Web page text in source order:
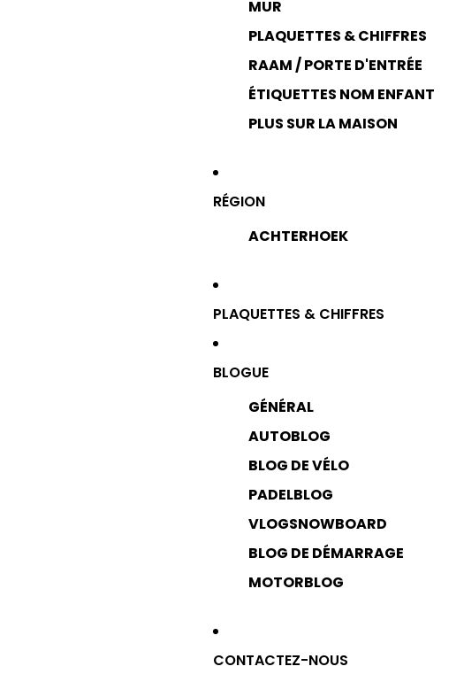
MUR
PLAQUETTES & CHIFFRES
RAAM / PORTE D'ENTRÉE
ÉTIQUETTES NOM ENFANT
PLUS SUR LA MAISON
RÉGION
ACHTERHOEK
PLAQUETTES & CHIFFRES
BLOGUE
GÉNÉRAL
AUTOBLOG
BLOG DE VÉLO
PADELBLOG
VLOGSNOWBOARD
BLOG DE DÉMARRAGE
MOTORBLOG
CONTACTEZ-NOUS